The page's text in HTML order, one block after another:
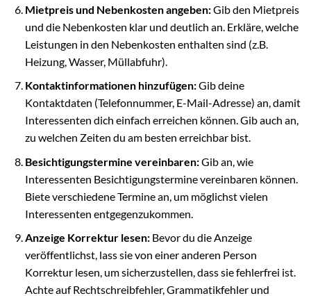
Mietpreis und Nebenkosten angeben:Gib den Mietpreis
und die Nebenkosten klar und deutlich an. Erkläre, welche
Leistungen in den Nebenkosten enthalten sind (z.B.
Heizung, Wasser, Müllabfuhr).
Kontaktinformationen hinzufügen:Gib deine
Kontaktdaten (Telefonnummer, E-Mail-Adresse) an, damit
Interessenten dich einfach erreichen können. Gib auch an,
zu welchen Zeiten du am besten erreichbar bist.
Besichtigungstermine vereinbaren:Gib an, wie
Interessenten Besichtigungstermine vereinbaren können.
Biete verschiedene Termine an, um möglichst vielen
Interessenten entgegenzukommen.
Anzeige Korrektur lesen:Bevor du die Anzeige
veröffentlichst, lass sie von einer anderen Person
Korrektur lesen, um sicherzustellen, dass sie fehlerfrei ist.
Achte auf Rechtschreibfehler, Grammatikfehler und